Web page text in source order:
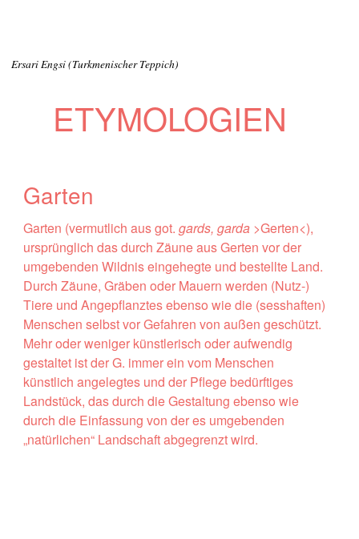
Ersari Engsi (Turkmenischer Teppich)
ETYMOLOGIEN
Garten
Garten (vermutlich aus got. gards, garda>Gerten<),
ursprünglich das durch Zäune aus Gerten vor der
umgebenden Wildnis eingehegte und bestellte Land.
Durch Zäune, Gräben oder Mauern werden (Nutz-)
Tiere und Angepflanztes ebenso wie die (sesshaften)
Menschen selbst vor Gefahren von außen geschützt.
Mehr oder weniger künstlerisch oder aufwendig
gestaltet ist der G. immer ein vom Menschen
künstlich angelegtes und der Pflege bedürftiges
Landstück, das durch die Gestaltung ebenso wie
durch die Einfassung von der es umgebenden
„natürlichen“ Landschaft abgegrenzt wird.